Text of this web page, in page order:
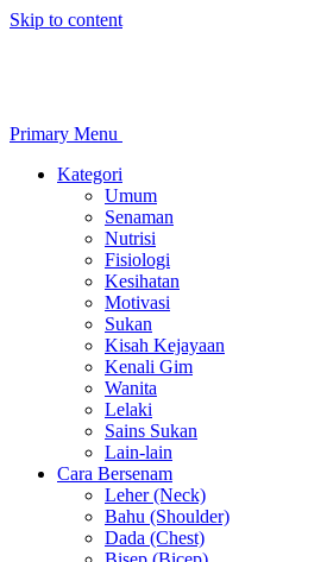
Skip to content
Primary Menu
Kategori
Umum
Senaman
Nutrisi
Fisiologi
Kesihatan
Motivasi
Sukan
Kisah Kejayaan
Kenali Gim
Wanita
Lelaki
Sains Sukan
Lain-lain
Cara Bersenam
Leher (Neck)
Bahu (Shoulder)
Dada (Chest)